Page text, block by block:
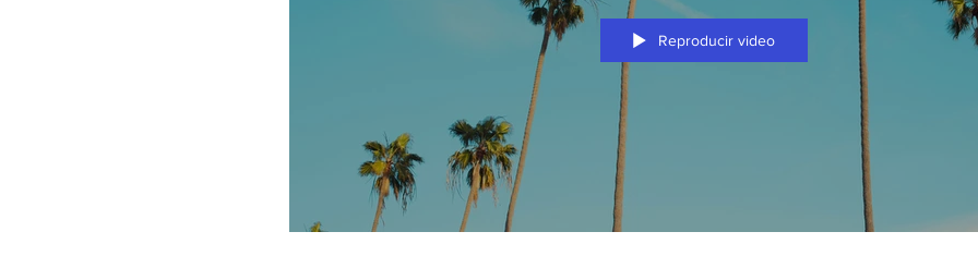
Reproducir video